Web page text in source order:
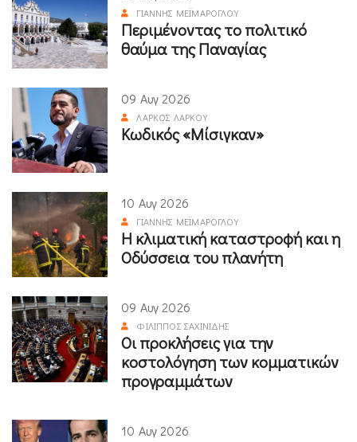
ΓΙΆΝΝΗΣ ΜΕΪΜΆΡΟΓΛΟΥ
Περιμένοντας το πολιτικό
θαύμα της Παναγίας
09 Αυγ 2026
ΛΆΡΚΟΣ ΛΆΡΚΟΥ
Κωδικός «Μίσιγκαν»
10 Αυγ 2026
ΓΙΆΝΝΗΣ ΜΕΪΜΆΡΟΓΛΟΥ
Η κλιματική καταστροφή και η
Οδύσσεια του πλανήτη
09 Αυγ 2026
ΦΊΛΙΠΠΟΣ ΣΑΧΙΝΊΔΗΣ
Οι προκλήσεις για την
κοστολόγηση των κομματικών
προγραμμάτων
10 Αυγ 2026